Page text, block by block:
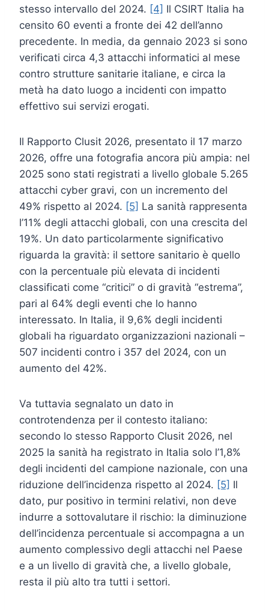
stesso intervallo del 2024. [4] Il CSIRT Italia ha
censito 60 eventi a fronte dei 42 dell’anno
precedente. In media, da gennaio 2023 si sono
verificati circa 4,3 attacchi informatici al mese
contro strutture sanitarie italiane, e circa la
metà ha dato luogo a incidenti con impatto
effettivo sui servizi erogati.
Il Rapporto Clusit 2026, presentato il 17 marzo
2026, offre una fotografia ancora più ampia: nel
2025 sono stati registrati a livello globale 5.265
attacchi cyber gravi, con un incremento del
49% rispetto al 2024. [5] La sanità rappresenta
l’11% degli attacchi globali, con una crescita del
19%. Un dato particolarmente significativo
riguarda la gravità: il settore sanitario è quello
con la percentuale più elevata di incidenti
classificati come “critici” o di gravità “estrema”,
pari al 64% degli eventi che lo hanno
interessato. In Italia, il 9,6% degli incidenti
globali ha riguardato organizzazioni nazionali –
507 incidenti contro i 357 del 2024, con un
aumento del 42%.
Va tuttavia segnalato un dato in
controtendenza per il contesto italiano:
secondo lo stesso Rapporto Clusit 2026, nel
2025 la sanità ha registrato in Italia solo l’1,8%
degli incidenti del campione nazionale, con una
riduzione dell’incidenza rispetto al 2024. [5] Il
dato, pur positivo in termini relativi, non deve
indurre a sottovalutare il rischio: la diminuzione
dell’incidenza percentuale si accompagna a un
aumento complessivo degli attacchi nel Paese
e a un livello di gravità che, a livello globale,
resta il più alto tra tutti i settori.